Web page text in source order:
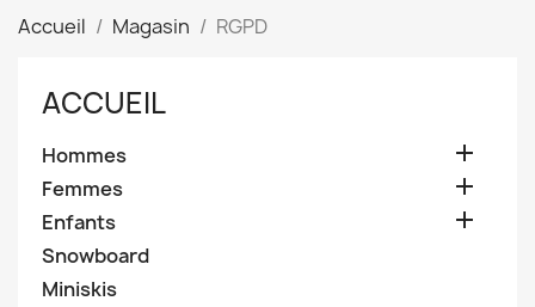
Accueil Magasin RGPD
ACCUEIL
Hommes 
Femmes 
Enfants 
Snowboard
Miniskis